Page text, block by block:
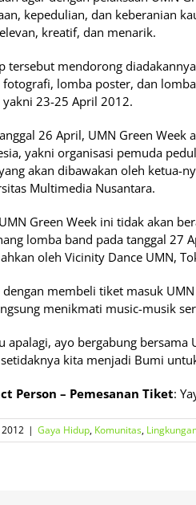
kepedulian, dan keberanian
kreatif, dan menarik.
tersebut mendorong
lomba poster, dan
23-25 April 2012.
26 April, UMN Green
yakni organisasi pemuda
akan dibawakan oleh ketua-
Multimedia Nusantara.
Green Week ini tidak akan
lomba band pada tanggal 27
oleh Vicinity Dance UMN,
dengan membeli tiket masuk
menikmati music-musik
apalagi, ayo bergabung
kita menjadi Bumi
Person – Pemesanan Tiket:
| Gaya Hidup, Komunitas,